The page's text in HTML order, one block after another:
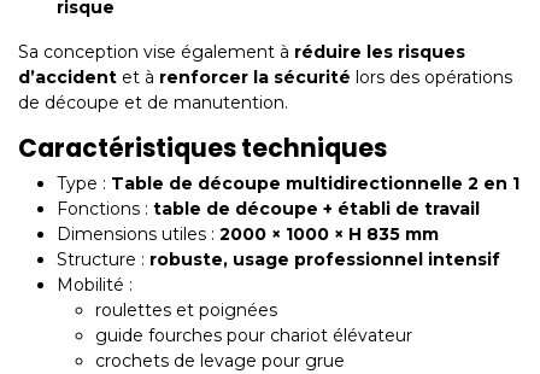
risque
Sa conception vise également à réduire les risques
d’accident et à renforcer la sécurité lors des opérations
de découpe et de manutention.
Caractéristiques techniques
Type : Table de découpe multidirectionnelle 2 en 1
Fonctions : table de découpe + établi de travail
Dimensions utiles : 2000 × 1000 × H 835 mm
Structure : robuste, usage professionnel intensif
Mobilité :
roulettes et poignées
guide fourches pour chariot élévateur
crochets de levage pour grue